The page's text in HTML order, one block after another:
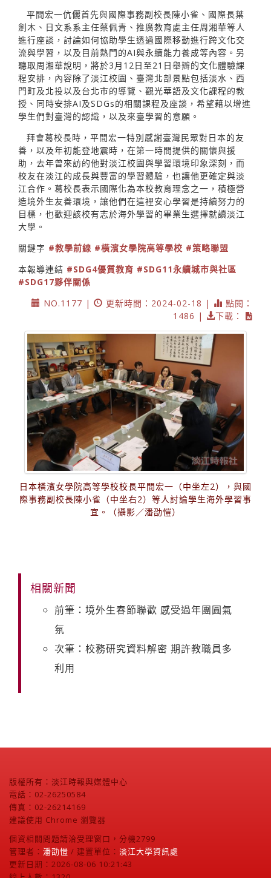
平間宏一伉儷首先與國際事務副校長陳小雀、國際長葉
劍木、日文系系主任蔡佩青、推廣教育處主任周湘華等人
進行座談，討論如何協助學生透過國際移動進行跨文化交
流與學習，以及目前熱門的AI與永續能力養成等內容。另
聽取周湘華說明，將於3月12日至21日舉辧的文化體驗課
程安排，內容除了淡江校園、臺灣北部景點包括淡水、西
門町及北投以及台北市的導覽、觀光華語及文化課程的教
授、同時安排AI及SDGs的相關課程及座談，希望藉以增進
學生們對臺灣的認識，以及來臺學習的意願。
拜會葛校長時，平間宏一特別感謝臺灣民眾對日本的友
善，以及年初能登地震時，在第一時間提供的關懷與援
助，去年曾來訪的他對淡江校園與學習環境印象深刻，而
校友在淡江的成長與豐富的學習體驗，也讓他更確定與淡
江合作。葛校長表示國際化為本校教育理念之一，積極營
造境外生友善環境，讓他們在這裡安心學習是持續努力的
目標，也歡迎該校有志於海外學習的畢業生選擇就讀淡江
大學。
關鍵字 #教學前線 #橫濱女學院高等學校 #策略聯盟
本報導連結 #SDG4優質教育 #SDG11永續城市與社區
#SDG17夥伴關係
NO.1177 |
更新時間：2024-02-18 |
點閱：
1486 |
下載：
日本橫濱女學院高等學校校長平間宏一（中坐左2），與國
際事務副校長陳小雀（中坐右2）等人討論學生海外學習事
宜。（攝影／潘劭愷）
相關新聞
前筆：境外生春節聯歡 感受過年團圓氣
氛
次筆：校務研究資料解密 期許教職員多
利用
版權所有：淡江時報與媒體中心
電話：02-26250584
傳真：02-26214169
建議使用 Chrome 瀏覽器
個資相關問題請洽受理窗口，分機2799
管理者： 潘劭愷 / 建置單位： 淡江大學資訊處
更新日期：2026-08-06 10:21:43